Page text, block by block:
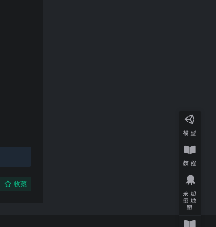
收藏
模型
教程
未加
密地
图